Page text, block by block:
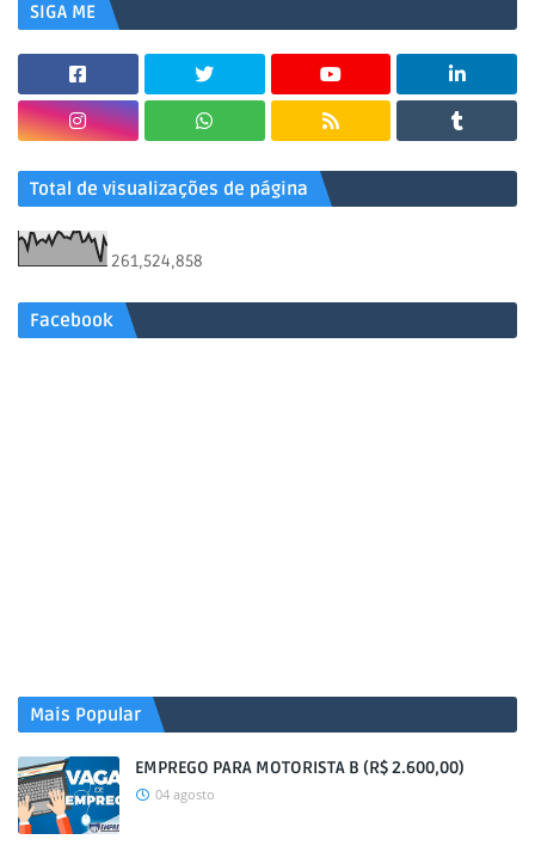
SIGA ME
Total de visualizações de página
261,524,858
Facebook
Mais Popular
EMPREGO PARA MOTORISTA B (R$ 2.600,00)
04 agosto